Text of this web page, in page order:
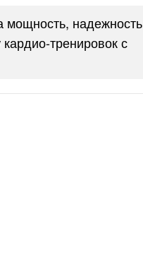
надежность
тренировок с